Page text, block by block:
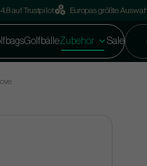
4.8 auf Trustpilot Europas größte
GolfbälleZubehör Sale